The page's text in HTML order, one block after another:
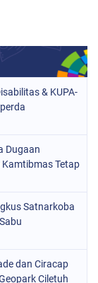
& KUPA-
Dugaan
Kamtibmas Tetap
Satnarkoba
dan Ciracap
Ciletuh